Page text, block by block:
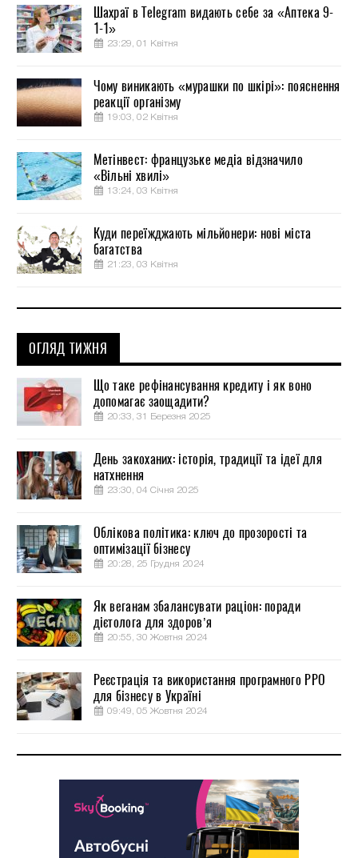
Шахраї в Telegram видають себе за «Аптека 9-
1-1»
23:29, 01 Квітня
Чому виникають «мурашки по шкірі»: пояснення
реакції організму
19:03, 02 Квітня
Метінвест: французьке медіа відзначило
«Вільні хвилі»
13:24, 03 Квітня
Куди переїжджають мільйонери: нові міста
багатства
21:23, 03 Квітня
ОГЛЯД ТИЖНЯ
Що таке рефінансування кредиту і як воно
допомагає заощадити?
20:33, 31 Березня 2025
День закоханих: історія, традиції та ідеї для
натхнення
23:30, 04 Січня 2025
Облікова політика: ключ до прозорості та
оптимізації бізнесу
20:28, 25 Грудня 2024
Як веганам збалансувати раціон: поради
дієтолога для здоров’я
20:55, 30 Жовтня 2024
Реєстрація та використання програмного РРО
для бізнесу в Україні
09:49, 05 Жовтня 2024